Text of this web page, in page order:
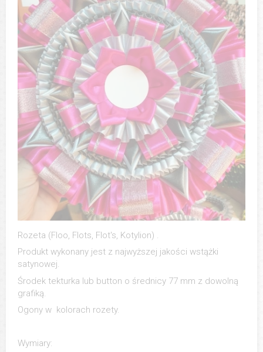
Rozeta (Floo, Flots, Flot's, Kotylion) .
Produkt wykonany jest z najwyższej jakości wstążki
satynowej.
Środek tekturka lub button o średnicy 77 mm z dowolną
grafiką.
Ogony w kolorach rozety.
Wymiary: